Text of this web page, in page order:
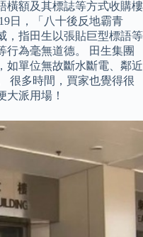
橫額及其標誌等方式收購樓
日，「八十後反地霸青
，指田生以張貼巨型標語等
行為毫無道德。 田生集團
如單位無故斷水斷電、鄰近
很多時間，買家也覺得很
大派用場！